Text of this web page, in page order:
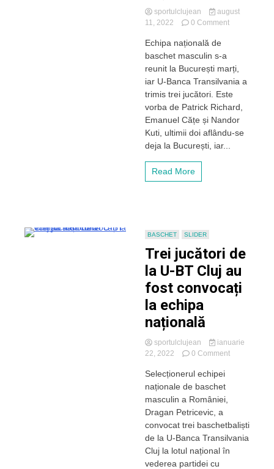
sportulclujean
august
11, 2022
0 Commenton
la
U-
Cluj,
convocați
la
națională
Echipa națională de
baschet masculin s-a
reunit la București marți,
iar U-Banca Transilvania a
trimis trei jucători. Este
vorba de Patrick Richard,
Emanuel Cățe și Nandor
Kuti, ultimii doi aflându-se
deja la București, iar...
Read More
BASCHET SLIDER
Trei jucători de
la U-BT Cluj au
fost convocați
la echipa
națională
sportulclujean
ianuarie
22, 2022
0 Commenton
Cluj
au
fost
Selecționerul echipei
naționale de baschet
masculin a României,
Dragan Petricevic, a
convocat trei baschetbaliști
de la U-Banca Transilvania
Cluj la lotul național în
vederea partidei cu